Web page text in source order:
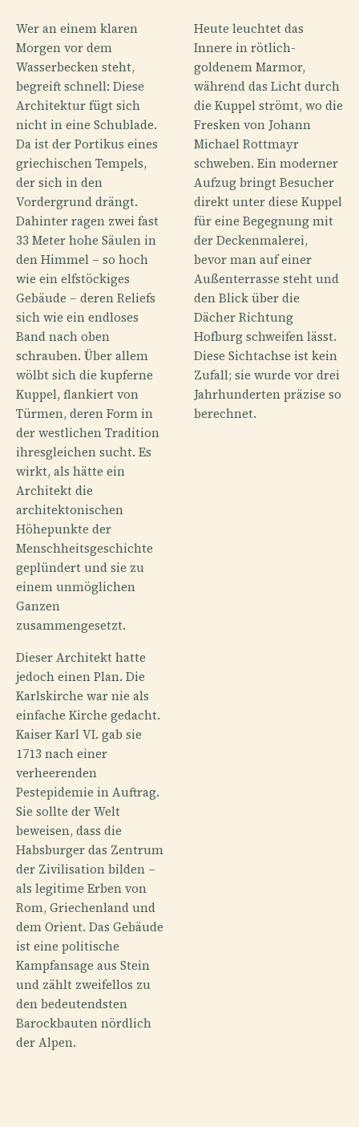
Wer an einem klaren
Morgen vor dem
Wasserbecken steht,
begreift schnell: Diese
Architektur fügt sich
nicht in eine Schublade.
Da ist der Portikus eines
griechischen Tempels,
der sich in den
Vordergrund drängt.
Dahinter ragen zwei fast
33 Meter hohe Säulen in
den Himmel – so hoch
wie ein elfstöckiges
Gebäude – deren Reliefs
sich wie ein endloses
Band nach oben
schrauben. Über allem
wölbt sich die kupferne
Kuppel, flankiert von
Türmen, deren Form in
der westlichen Tradition
ihresgleichen sucht. Es
wirkt, als hätte ein
Architekt die
architektonischen
Höhepunkte der
Menschheitsgeschichte
geplündert und sie zu
einem unmöglichen
Ganzen
zusammengesetzt.
Dieser Architekt hatte
jedoch einen Plan. Die
Karlskirche war nie als
einfache Kirche gedacht.
Kaiser Karl VI. gab sie
1713 nach einer
verheerenden
Pestepidemie in Auftrag.
Sie sollte der Welt
beweisen, dass die
Habsburger das Zentrum
der Zivilisation bilden –
als legitime Erben von
Rom, Griechenland und
dem Orient. Das Gebäude
ist eine politische
Kampfansage aus Stein
und zählt zweifellos zu
den bedeutendsten
Barockbauten nördlich
der Alpen.
Heute leuchtet das
Innere in rötlich-
goldenem Marmor,
während das Licht durch
die Kuppel strömt, wo die
Fresken von Johann
Michael Rottmayr
schweben. Ein moderner
Aufzug bringt Besucher
direkt unter diese Kuppel
für eine Begegnung mit
der Deckenmalerei,
bevor man auf einer
Außenterrasse steht und
den Blick über die
Dächer Richtung
Hofburg schweifen lässt.
Diese Sichtachse ist kein
Zufall; sie wurde vor drei
Jahrhunderten präzise so
berechnet.